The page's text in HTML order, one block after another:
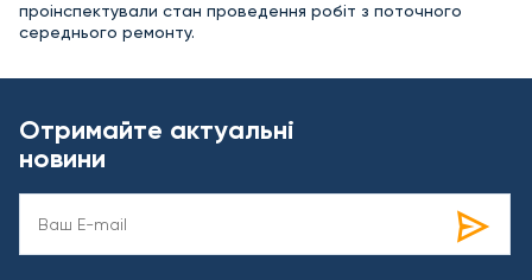
проінспектували стан проведення робіт з поточного
середнього ремонту.
Отримайте актуальні
новини